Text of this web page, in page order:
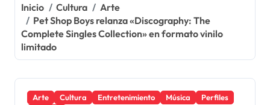
Inicio Cultura
Arte
Pet Shop Boys relanza «Discography: The
Complete Singles Collection» en formato vinilo
limitado
Arte Cultura Entretenimiento Música
Perfiles